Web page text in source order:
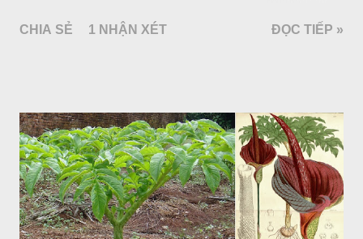
đối hình trứng hay 3 cạnh, dài 2-6cm, rộng 1-3cm, mép có
CHIA SẺ 1 NHẬN XÉT ĐỌC TIẾP »